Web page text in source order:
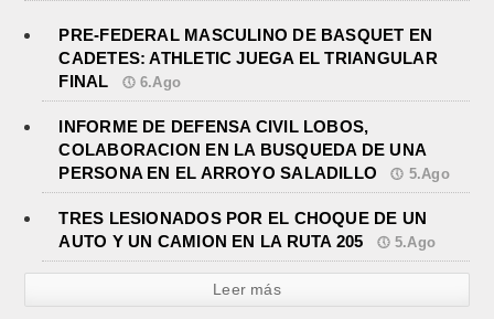
PRE-FEDERAL MASCULINO DE BASQUET EN
CADETES: ATHLETIC JUEGA EL TRIANGULAR
FINAL
6.Ago
INFORME DE DEFENSA CIVIL LOBOS,
COLABORACION EN LA BUSQUEDA DE UNA
PERSONA EN EL ARROYO SALADILLO
5.Ago
TRES LESIONADOS POR EL CHOQUE DE UN
AUTO Y UN CAMION EN LA RUTA 205
5.Ago
Leer más
INFORME DE DEFENSA CIVIL
LOBOS, COLABORACION EN LA
BUSQUEDA DE UNA PERSONA EN
EL ARROYO SALADILLO
agosto 5, 2026